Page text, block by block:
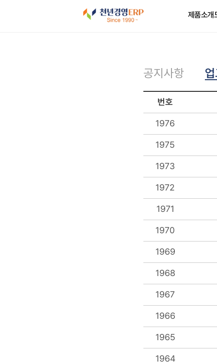
제품소개
공지사항
번호
1976
1975
1973
1972
1971
1970
1969
1968
1967
1966
1965
1964